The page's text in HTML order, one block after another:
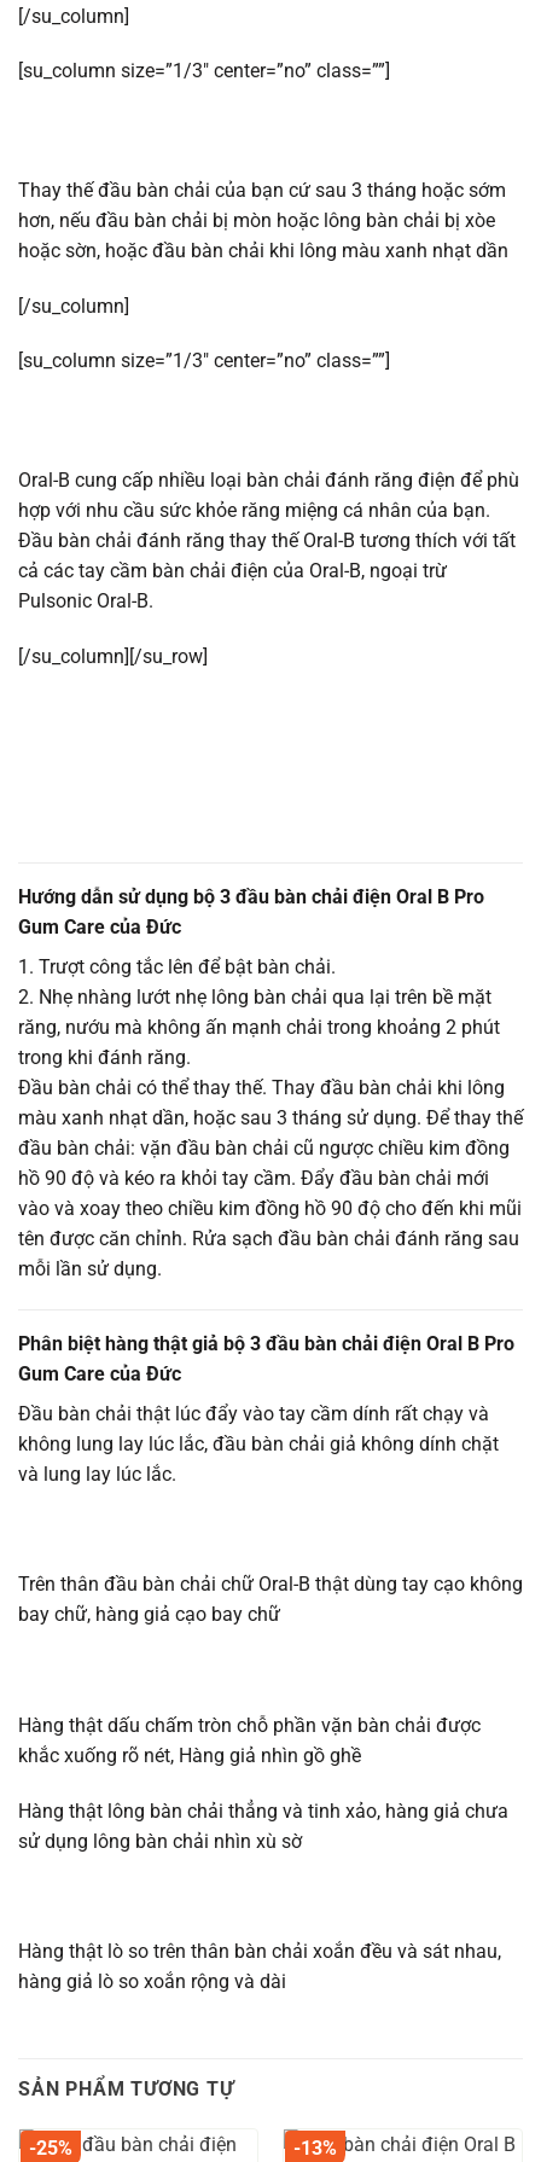
[/su_column]
[su_column size=”1/3″ center=”no” class=””]
Thay thế đầu bàn chải của bạn cứ sau 3 tháng hoặc sớm
hơn, nếu đầu bàn chải bị mòn hoặc lông bàn chải bị xòe
hoặc sờn, hoặc đầu bàn chải khi lông màu xanh nhạt dần
[/su_column]
[su_column size=”1/3″ center=”no” class=””]
Oral-B cung cấp nhiều loại bàn chải đánh răng điện để phù
hợp với nhu cầu sức khỏe răng miệng cá nhân của bạn.
Đầu bàn chải đánh răng thay thế Oral-B tương thích với tất
cả các tay cầm bàn chải điện của Oral-B, ngoại trừ
Pulsonic Oral-B.
[/su_column][/su_row]
Hướng dẫn sử dụng bộ 3 đầu bàn chải điện Oral B Pro
Gum Care của Đức
1. Trượt công tắc lên để bật bàn chải.
2. Nhẹ nhàng lướt nhẹ lông bàn chải qua lại trên bề mặt
răng, nướu mà không ấn mạnh chải trong khoảng 2 phút
trong khi đánh răng.
Đầu bàn chải có thể thay thế. Thay đầu bàn chải khi lông
màu xanh nhạt dần, hoặc sau 3 tháng sử dụng. Để thay thế
đầu bàn chải: vặn đầu bàn chải cũ ngược chiều kim đồng
hồ 90 độ và kéo ra khỏi tay cầm. Đẩy đầu bàn chải mới
vào và xoay theo chiều kim đồng hồ 90 độ cho đến khi mũi
tên được căn chỉnh. Rửa sạch đầu bàn chải đánh răng sau
mỗi lần sử dụng.
Phân biệt hàng thật giả bộ 3 đầu bàn chải điện Oral B Pro
Gum Care của Đức
Đầu bàn chải thật lúc đẩy vào tay cầm dính rất chạy và
không lung lay lúc lắc, đầu bàn chải giả không dính chặt
và lung lay lúc lắc.
Trên thân đầu bàn chải chữ Oral-B thật dùng tay cạo không
bay chữ, hàng giả cạo bay chữ
Hàng thật dấu chấm tròn chỗ phần vặn bàn chải được
khắc xuống rõ nét, Hàng giả nhìn gồ ghề
Hàng thật lông bàn chải thẳng và tinh xảo, hàng giả chưa
sử dụng lông bàn chải nhìn xù sờ
Hàng thật lò so trên thân bàn chải xoắn đều và sát nhau,
hàng giả lò so xoắn rộng và dài
SẢN PHẨM TƯƠNG TỰ
-25% -13%